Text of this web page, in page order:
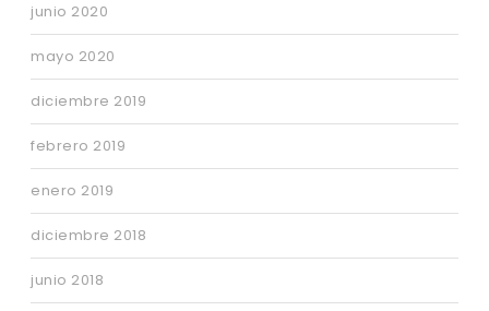
junio 2020
mayo 2020
diciembre 2019
febrero 2019
enero 2019
diciembre 2018
junio 2018